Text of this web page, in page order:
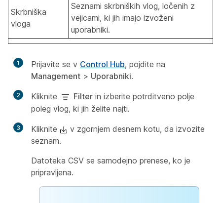
Skrbniška
vloga
Seznami skrbniških vlog, ločenih z
vejicami, ki jih imajo izvoženi
uporabniki.
1 Prijavite se v Control Hub, pojdite na
Management > Uporabniki.
2 Kliknite Filter in izberite potrditveno polje
poleg vlog, ki jih želite najti.
3 Kliknite
v zgornjem desnem kotu, da izvozite
seznam.
Datoteka CSV se samodejno prenese, ko je
pripravljena.